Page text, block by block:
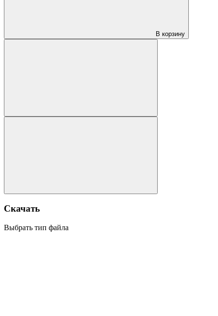
В корзину
Скачать
Выбрать тип файла